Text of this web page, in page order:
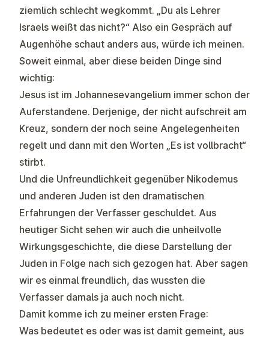
ziemlich schlecht wegkommt. „Du als Lehrer
Israels weißt das nicht?“ Also ein Gespräch auf
Augenhöhe schaut anders aus, würde ich meinen.
Soweit einmal, aber diese beiden Dinge sind
wichtig:
Jesus ist im Johannesevangelium immer schon der
Auferstandene. Derjenige, der nicht aufschreit am
Kreuz, sondern der noch seine Angelegenheiten
regelt und dann mit den Worten „Es ist vollbracht“
stirbt.
Und die Unfreundlichkeit gegenüber Nikodemus
und anderen Juden ist den dramatischen
Erfahrungen der Verfasser geschuldet. Aus
heutiger Sicht sehen wir auch die unheilvolle
Wirkungsgeschichte, die diese Darstellung der
Juden in Folge nach sich gezogen hat. Aber sagen
wir es einmal freundlich, das wussten die
Verfasser damals ja auch noch nicht.
Damit komme ich zu meiner ersten Frage:
Was bedeutet es oder was ist damit gemeint, aus